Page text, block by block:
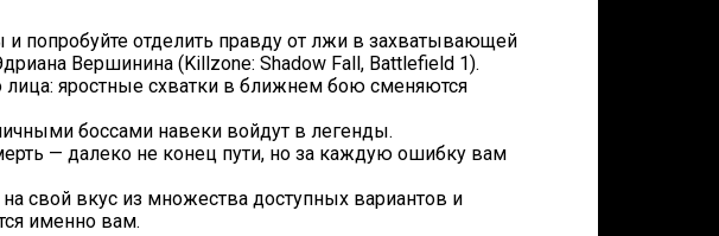
и попробуйте отделить правду от лжи в захватывающей
Вершинина (Killzone: Shadow Fall, Battlefield 1).
лица: яростные схватки в ближнем бою сменяются
боссами навеки войдут в легенды.
— далеко не конец пути, но за каждую ошибку вам
свой вкус из множества доступных вариантов и
именно вам.